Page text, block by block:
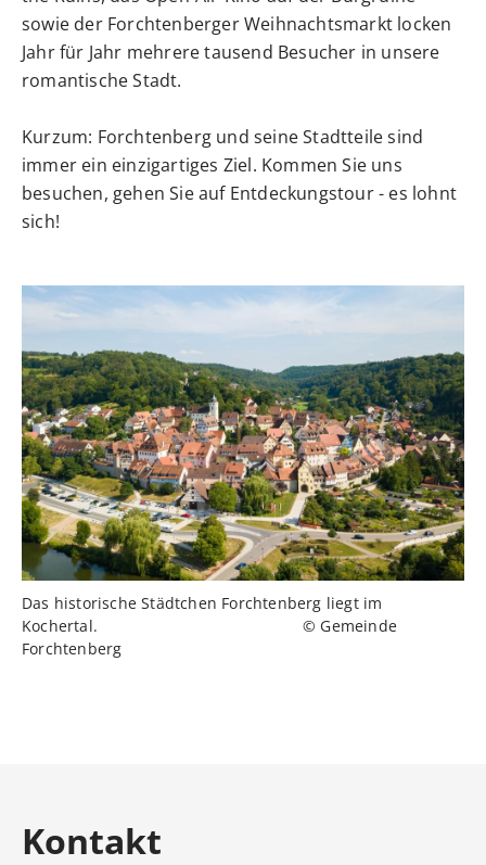
sowie der Forchtenberger Weihnachtsmarkt locken
Jahr für Jahr mehrere tausend Besucher in unsere
romantische Stadt.
Kurzum: Forchtenberg und seine Stadtteile sind
immer ein einzigartiges Ziel. Kommen Sie uns
besuchen, gehen Sie auf Entdeckungstour - es lohnt
sich!
Das historische Städtchen Forchtenberg liegt im
Kochertal. © Gemeinde
Forchtenberg
Kontakt